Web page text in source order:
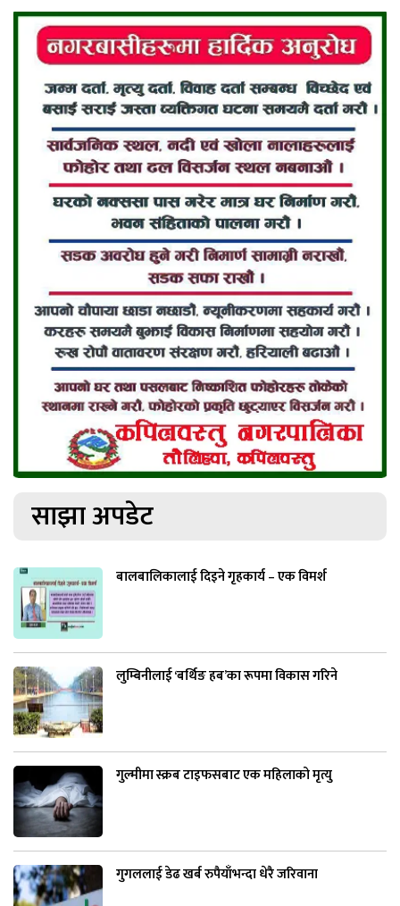
साझा अपडेट
बालबालिकालाई दिइने गृहकार्य – एक विमर्श
लुम्बिनीलाई ‘बर्थिङ हब’का रूपमा विकास गरिने
गुल्मीमा स्क्रब टाइफसबाट एक महिलाको मृत्यु
गुगललाई डेढ खर्ब रुपैयाँभन्दा धेरै जरिवाना